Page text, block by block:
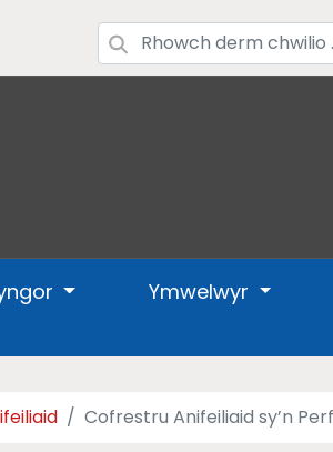
Ymwelwyr
Cofrestru Anifeiliaid sy’n